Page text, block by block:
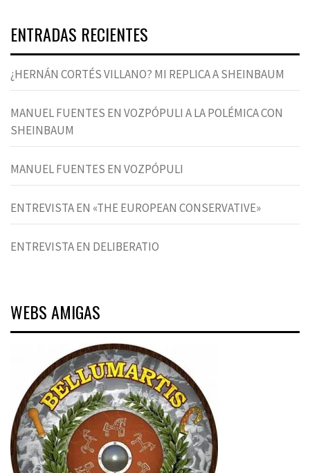
ENTRADAS RECIENTES
¿HERNÁN CORTÉS VILLANO? MI REPLICA A SHEINBAUM
MANUEL FUENTES EN VOZPÓPULI A LA POLÉMICA CON
SHEINBAUM
MANUEL FUENTES EN VOZPÓPULI
ENTREVISTA EN «THE EUROPEAN CONSERVATIVE»
ENTREVISTA EN DELIBERATIO
WEBS AMIGAS